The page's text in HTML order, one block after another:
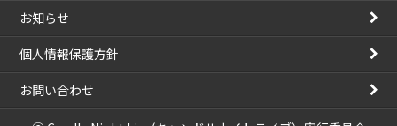
お知らせ
個人情報保護方針
お問い合わせ